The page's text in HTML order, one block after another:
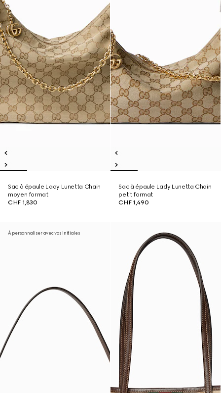
Sac à épaule Lady Lunetta Chain
moyen format
CHF 1,830
Sac à épaule Lady Lunetta Chain
petit format
CHF 1,490
À personnaliser avec vos initiales